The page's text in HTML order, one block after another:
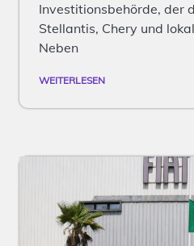
Investitionsbehörde, der
Stellantis, Chery und
Neben
WEITERLESEN